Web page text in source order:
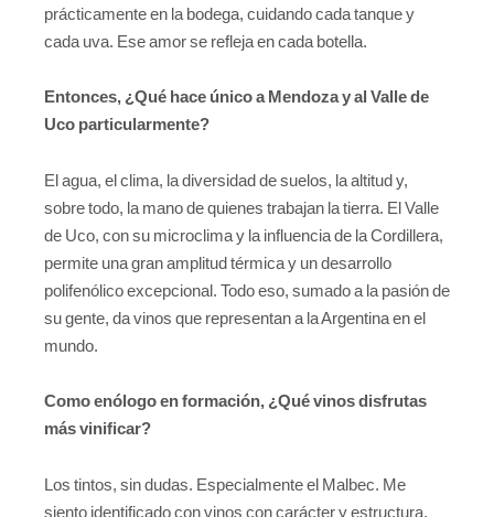
prácticamente en la bodega, cuidando cada tanque y
cada uva. Ese amor se refleja en cada botella.
Entonces, ¿Qué hace único a Mendoza y al Valle de
Uco particularmente?
El agua, el clima, la diversidad de suelos, la altitud y,
sobre todo, la mano de quienes trabajan la tierra. El Valle
de Uco, con su microclima y la influencia de la Cordillera,
permite una gran amplitud térmica y un desarrollo
polifenólico excepcional. Todo eso, sumado a la pasión de
su gente, da vinos que representan a la Argentina en el
mundo.
Como enólogo en formación, ¿Qué vinos disfrutas
más vinificar?
Los tintos, sin dudas. Especialmente el Malbec. Me
siento identificado con vinos con carácter y estructura,